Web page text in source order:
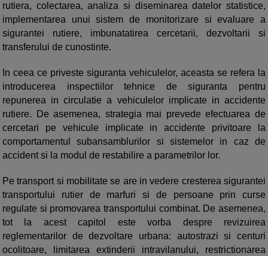
rutiera, colectarea, analiza si diseminarea datelor statistice,
implementarea unui sistem de monitorizare si evaluare a
sigurantei rutiere, imbunatatirea cercetarii, dezvoltarii si
transferului de cunostinte.
In ceea ce priveste siguranta vehiculelor, aceasta se refera la
introducerea inspectiilor tehnice de siguranta pentru
repunerea in circulatie a vehiculelor implicate in accidente
rutiere. De asemenea, strategia mai prevede efectuarea de
cercetari pe vehicule implicate in accidente privitoare la
comportamentul subansamblurilor si sistemelor in caz de
accident si la modul de restabilire a parametrilor lor.
Pe transport si mobilitate se are in vedere cresterea sigurantei
transportului rutier de marfuri si de persoane prin curse
regulate si promovarea transportului combinat. De asemenea,
tot la acest capitol este vorba despre revizuirea
reglementarilor de dezvoltare urbana: autostrazi si centuri
ocolitoare, limitarea extinderii intravilanului, restrictionarea